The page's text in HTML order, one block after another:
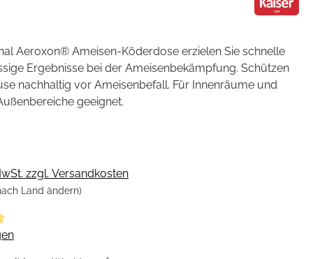
Aeroxon® Ameisen-Köderdose erzielen Sie schnelle
Ergebnisse bei der Ameisenbekämpfung. Schützen
nachhaltig vor Ameisenbefall. Für Innenräume und
geeignet.
zzgl. Versandkosten
Land ändern)
Bewertung von 5 von 5 Sternen